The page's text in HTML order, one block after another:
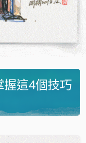
這4個技巧